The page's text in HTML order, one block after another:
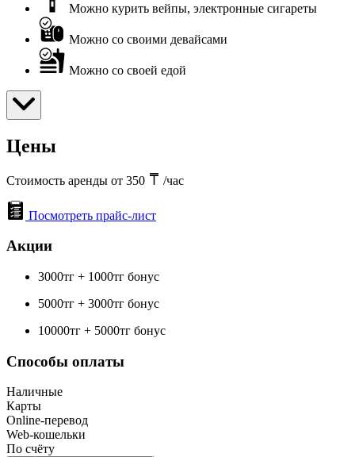
Можно курить вейпы, электронные сигареты
Можно со своими девайсами
Можно со своей едой
Цены
Стоимость аренды от 350 /час
Посмотреть прайс-лист
Акции
3000тг + 1000тг бонус
5000тг + 3000тг бонус
10000тг + 5000тг бонус
Способы оплаты
Наличные
Карты
Online-перевод
Web-кошельки
По счёту